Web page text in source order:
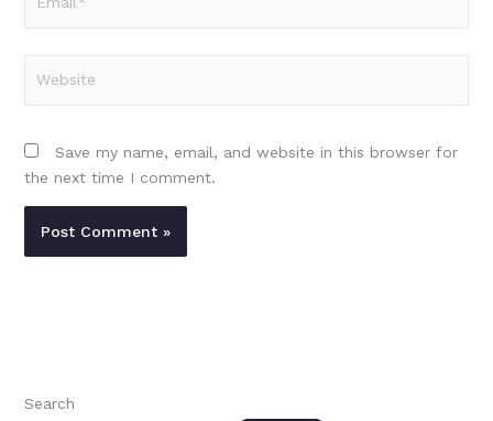
Save my name, email, and website in this browser for
the next time I comment.
Search